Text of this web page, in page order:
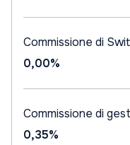
Commissione di
0,00%
Commissione di
0,35%